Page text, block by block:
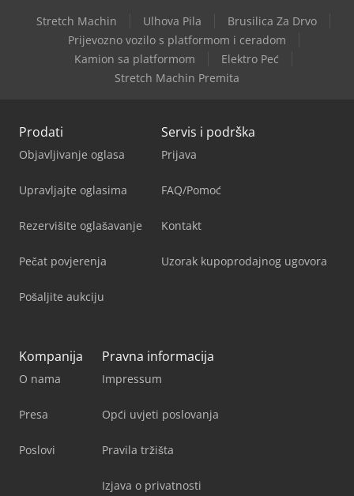
Stretch Machin Ulhova Pila
Brusilica Za Drvo
Prijevozno vozilo s platformom i ceradom
Kamion sa platformom
Elektro Peć
Stretch Machin Premita
Prodati
Objavljivanje oglasa
Upravljajte oglasima
Rezervišite oglašavanje
Pečat povjerenja
Pošaljite aukciju
Servis i podrška
Prijava
FAQ/Pomoć
Kontakt
Uzorak kupoprodajnog ugovora
Kompanija
O nama
Presa
Poslovi
Pravna informacija
Impressum
Opći uvjeti poslovanja
Pravila tržišta
Izjava o privatnosti